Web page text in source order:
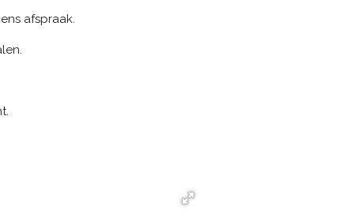
afspraak.